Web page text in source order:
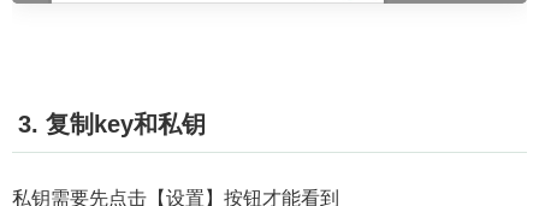
3. 复制key和私钥
私钥需要先点击【设置】按钮才能看到